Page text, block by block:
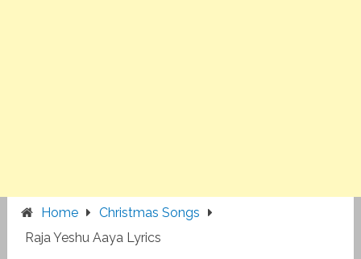
Home
Christmas Songs
Raja Yeshu Aaya Lyrics